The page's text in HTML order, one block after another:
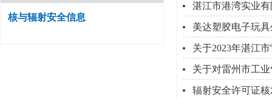
湛江市港湾实业
美达塑胶电子玩
关于2023年湛江
关于对雷州市工
辐射安全许可证
核与辐射安全信息